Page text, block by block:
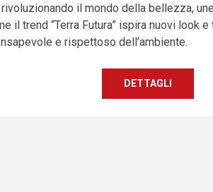
il mondo della bellezza,
il trend “Terra Futura” ispira nuovi look
e rispettoso dell’ambiente.
DETTAGLI